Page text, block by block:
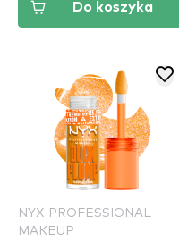
Do koszyka
NYX PROFESSIONAL
MAKEUP